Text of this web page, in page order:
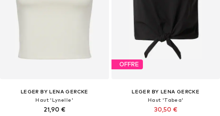
LEGER BY LENA GERCKE
Haut 'Lynelle'
21,90 €
OFFRE
LEGER BY LENA GERCKE
Haut 'Tabea'
30,50 €